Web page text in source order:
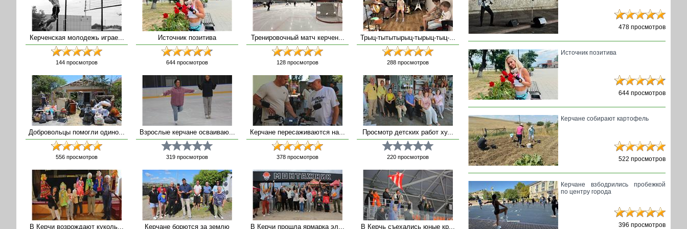
Керченская молодежь играе...
144 просмотров
Источник позитива
644 просмотров
Тренировочный матч керчен...
128 просмотров
Трыц-тытытырыц-тырыц-тыц-...
288 просмотров
Добровольцы помогли одино...
556 просмотров
Взрослые керчане осваиваю...
319 просмотров
Керчане пересаживаются на...
378 просмотров
Просмотр детских работ ху...
220 просмотров
В Керчи возрождают куколь... Керчане борются за землю В Керчи прошла ярмарка эл... В Керчь съехались юные кр...
478 просмотров
Источник позитива
644 просмотров
Керчане собирают картофель
522 просмотров
Керчане взбодрились пробежкой
по центру города
396 просмотров